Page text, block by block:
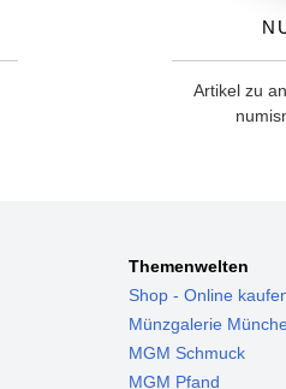
Artikel zu
Themenwelten
Shop - Online
Münzgalerie
MGM Schmuck
MGM Pfand